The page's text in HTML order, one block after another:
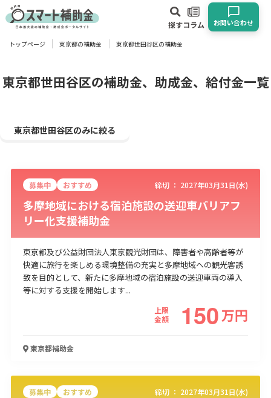
探すコラム お問い合わせ
対象
物流・運輸業 製造業
建設･不動産業
サービス業 医療･福祉 農業･林業
漁業
宿泊･旅館業
その他
使い道
海外展開 設備投資
IT導入
特許・知的財産
起業・創業
トップページ 東京都の補助金 東京都世田谷区の補助金
東京都世田谷区の補助金、助成金、給付金一覧
東京都世田谷区のみに絞る
募集中 おすすめ 締切 ： 2027年03月31日(水)
多摩地域における宿泊施設の送迎車バリアフ
リー化支援補助金
東京都及び公益財団法人東京観光財団は、障害者や高齢者等が
快適に旅行を楽しめる環境整備の充実と多摩地域への観光客誘
致を目的として、新たに多摩地域の宿泊施設の送迎車両の導入
等に対する支援を開始します...
上限
金額
150万円
東京都補助金
募集中 おすすめ 締切 ： 2027年03月31日(水)